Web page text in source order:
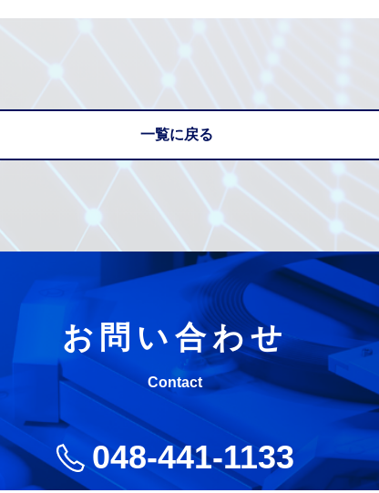
一覧に戻る
お問い合わせ
Contact
048-441-1133